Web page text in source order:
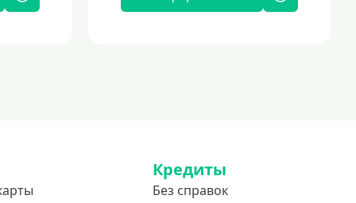
Кредиты
Без справок